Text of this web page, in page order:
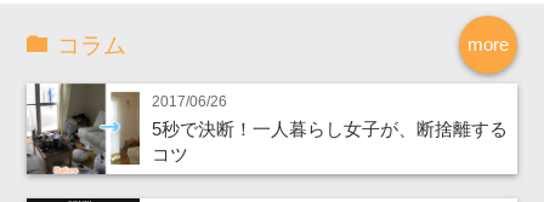
more
コラム
2017/06/26
5秒で決断！一人暮らし女子が、断捨離する
コツ